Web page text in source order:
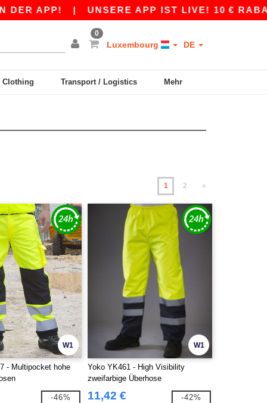
|UNSERE APP IST LIVE! 10 € RABATT AB 80
0
Luxembourg DE
Transport / Logistics Mehr
1 2 »
W1
- Multipocket hohe
-46%
W1
Yoko YK461 - High Visibility
zweifarbige Überhose
11,42 € -42%